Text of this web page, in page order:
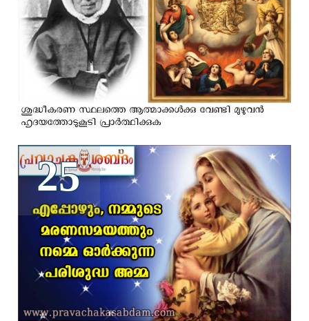
ശുദ്ധീകരണ സ്ഥലത്തെ ആത്മാക്കൾക്കു വേണ്ടി മുഴുവന്‍
ഹൃദയത്തോടുകൂടി പ്രാര്‍ത്ഥിക്കുക
25